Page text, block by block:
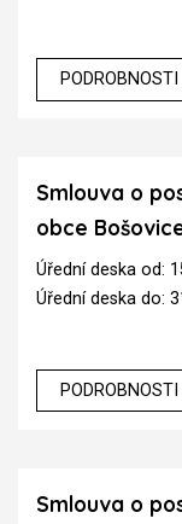
PODROBNOSTI
Smlouva o
obce
Úřední deska od:
Úřední deska do:
PODROBNOSTI
Smlouva o